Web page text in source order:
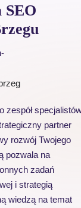
SEO
zespół
partner
rozwój Twojego
pozwala na
zadań
i strategią
wiedzą na temat